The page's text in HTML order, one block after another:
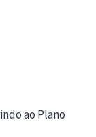
ao Plano